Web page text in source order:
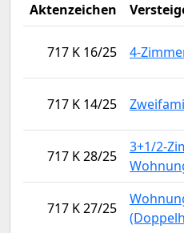
Aktenzeichen
717 K 16/25 4-
717 K 14/25
717 K 28/25
3+1/2-
717 K 27/25